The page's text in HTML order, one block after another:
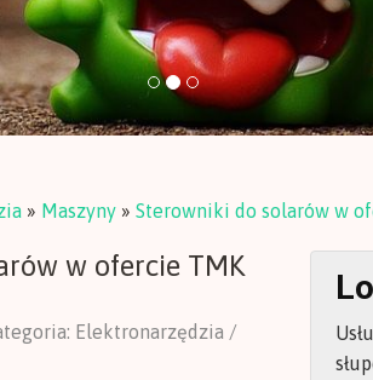
» Maszyny» Sterowniki do solarów w
w ofercie TMK
Elektronarzędzia /